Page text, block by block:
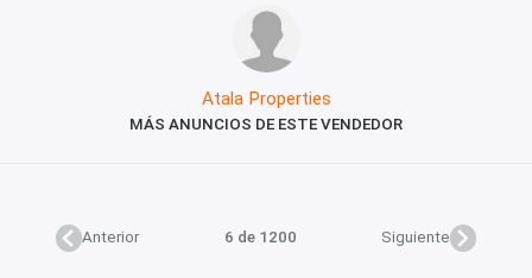
Atala Properties
MÁS ANUNCIOS DE ESTE VENDEDOR
Anterior 6 de 1200 Siguiente